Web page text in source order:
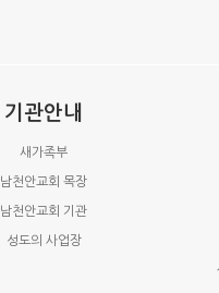
기관안내
새가족부
남천안교회 목장
남천안교회 기관
성도의 사업장